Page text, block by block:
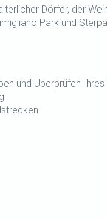
Dörfer, der
Park und
und Überprüfen Ihres